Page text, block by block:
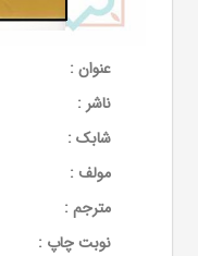
عنوان :
ناشر :
شابک :
مولف :
مترجم :
نوبت چاپ :